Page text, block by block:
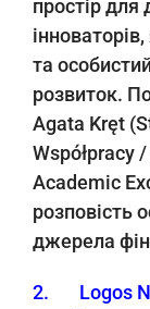
простір для
інноваторів,
та
розвиток.
Agata Kręt
Współpracy
Academic
розповість
джерела
2. Logos